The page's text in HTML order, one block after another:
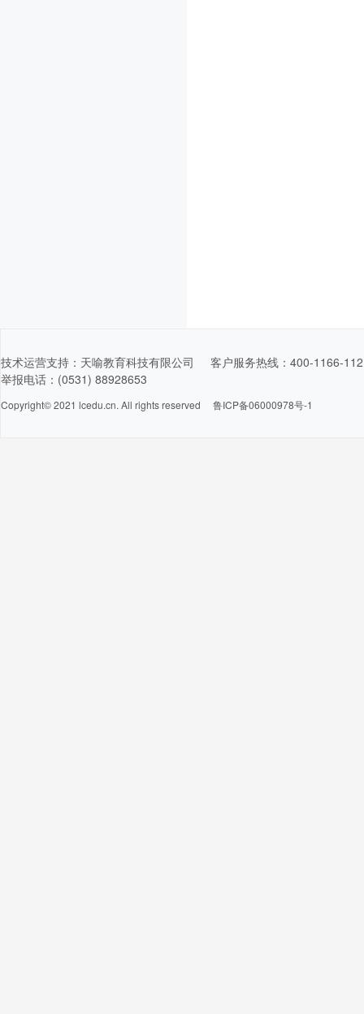
技术运营支持：天喻教育科技有限公司 客户服务热线：400-1166-
举报电话：(0531) 88928653
Copyright© 2021 lcedu.cn. All rights reserved 鲁ICP备06000978号-1